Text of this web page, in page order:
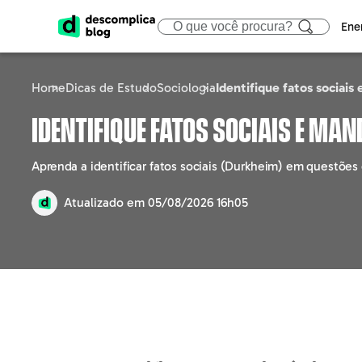
ENEM
Calendário
Gabaritos e Resultados
Sisu
Fies
CIÊNCIAS
Filosofia
Sociologia
Atualidades
HomeDicas de EstudoSociologiaIdentifique fatos sociais
Identifique fatos sociais e
Aprenda a identificar fatos sociais (Durkheim) em
Atualizado em 05/08/2026 16h05